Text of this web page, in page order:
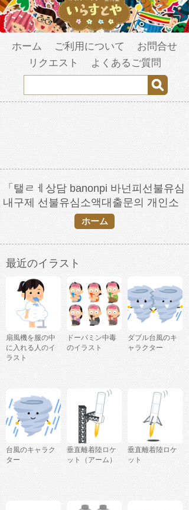
ホーム ご利用について
お問合せ
リクエスト
よくあるご質問
「탤ㄹㅔ상담 banonpi 바넌피선불유심
내구제 선불유심소액대출문의 개인소
액대출 고령군장기연체자비대면소액급
전대출 주부모바일무직자대출」の検索
結果
ホーム
最近のイラスト
扇風機を服の中
に入れる人のイ
ラスト
ドーパミン中毒
のイラスト
ダブル台風のキ
ャラクター
台風のキャラク
ター
垂直離着陸ロケ
ット（アーム）
垂直離着陸ロケ
ット